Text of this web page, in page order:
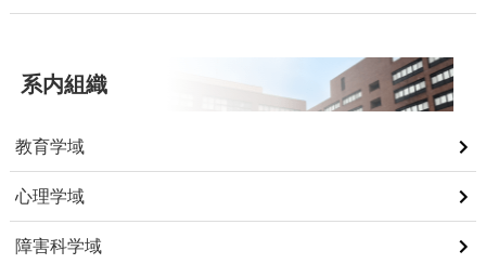
系内組織
教育学域
心理学域
障害科学域